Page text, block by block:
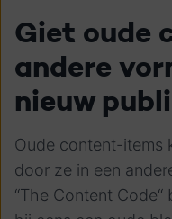
Giet oude
andere
nieuw
Oude content-items
door ze in een
“The Content